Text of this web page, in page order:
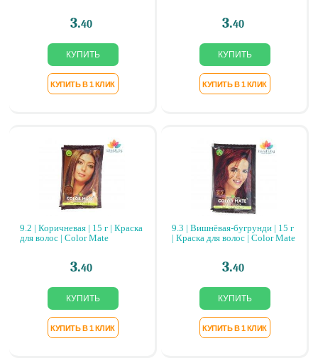
3.40 3.40
9.2 | Коричневая | 15 г | Краска
для волос | Color Mate
3.40
9.3 | Вишнёвая-бугрунди | 15 г
| Краска для волос | Color Mate
3.40